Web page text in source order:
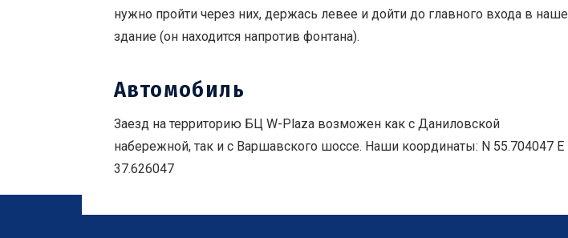
нужно пройти через них, держась левее и дойти до главного входа в наше
здание (он находится напротив фонтана).
Автомобиль
Заезд на территорию БЦ W-Plaza возможен как с Даниловской
набережной, так и с Варшавского шоссе. Наши координаты: N 55.704047 E
37.626047